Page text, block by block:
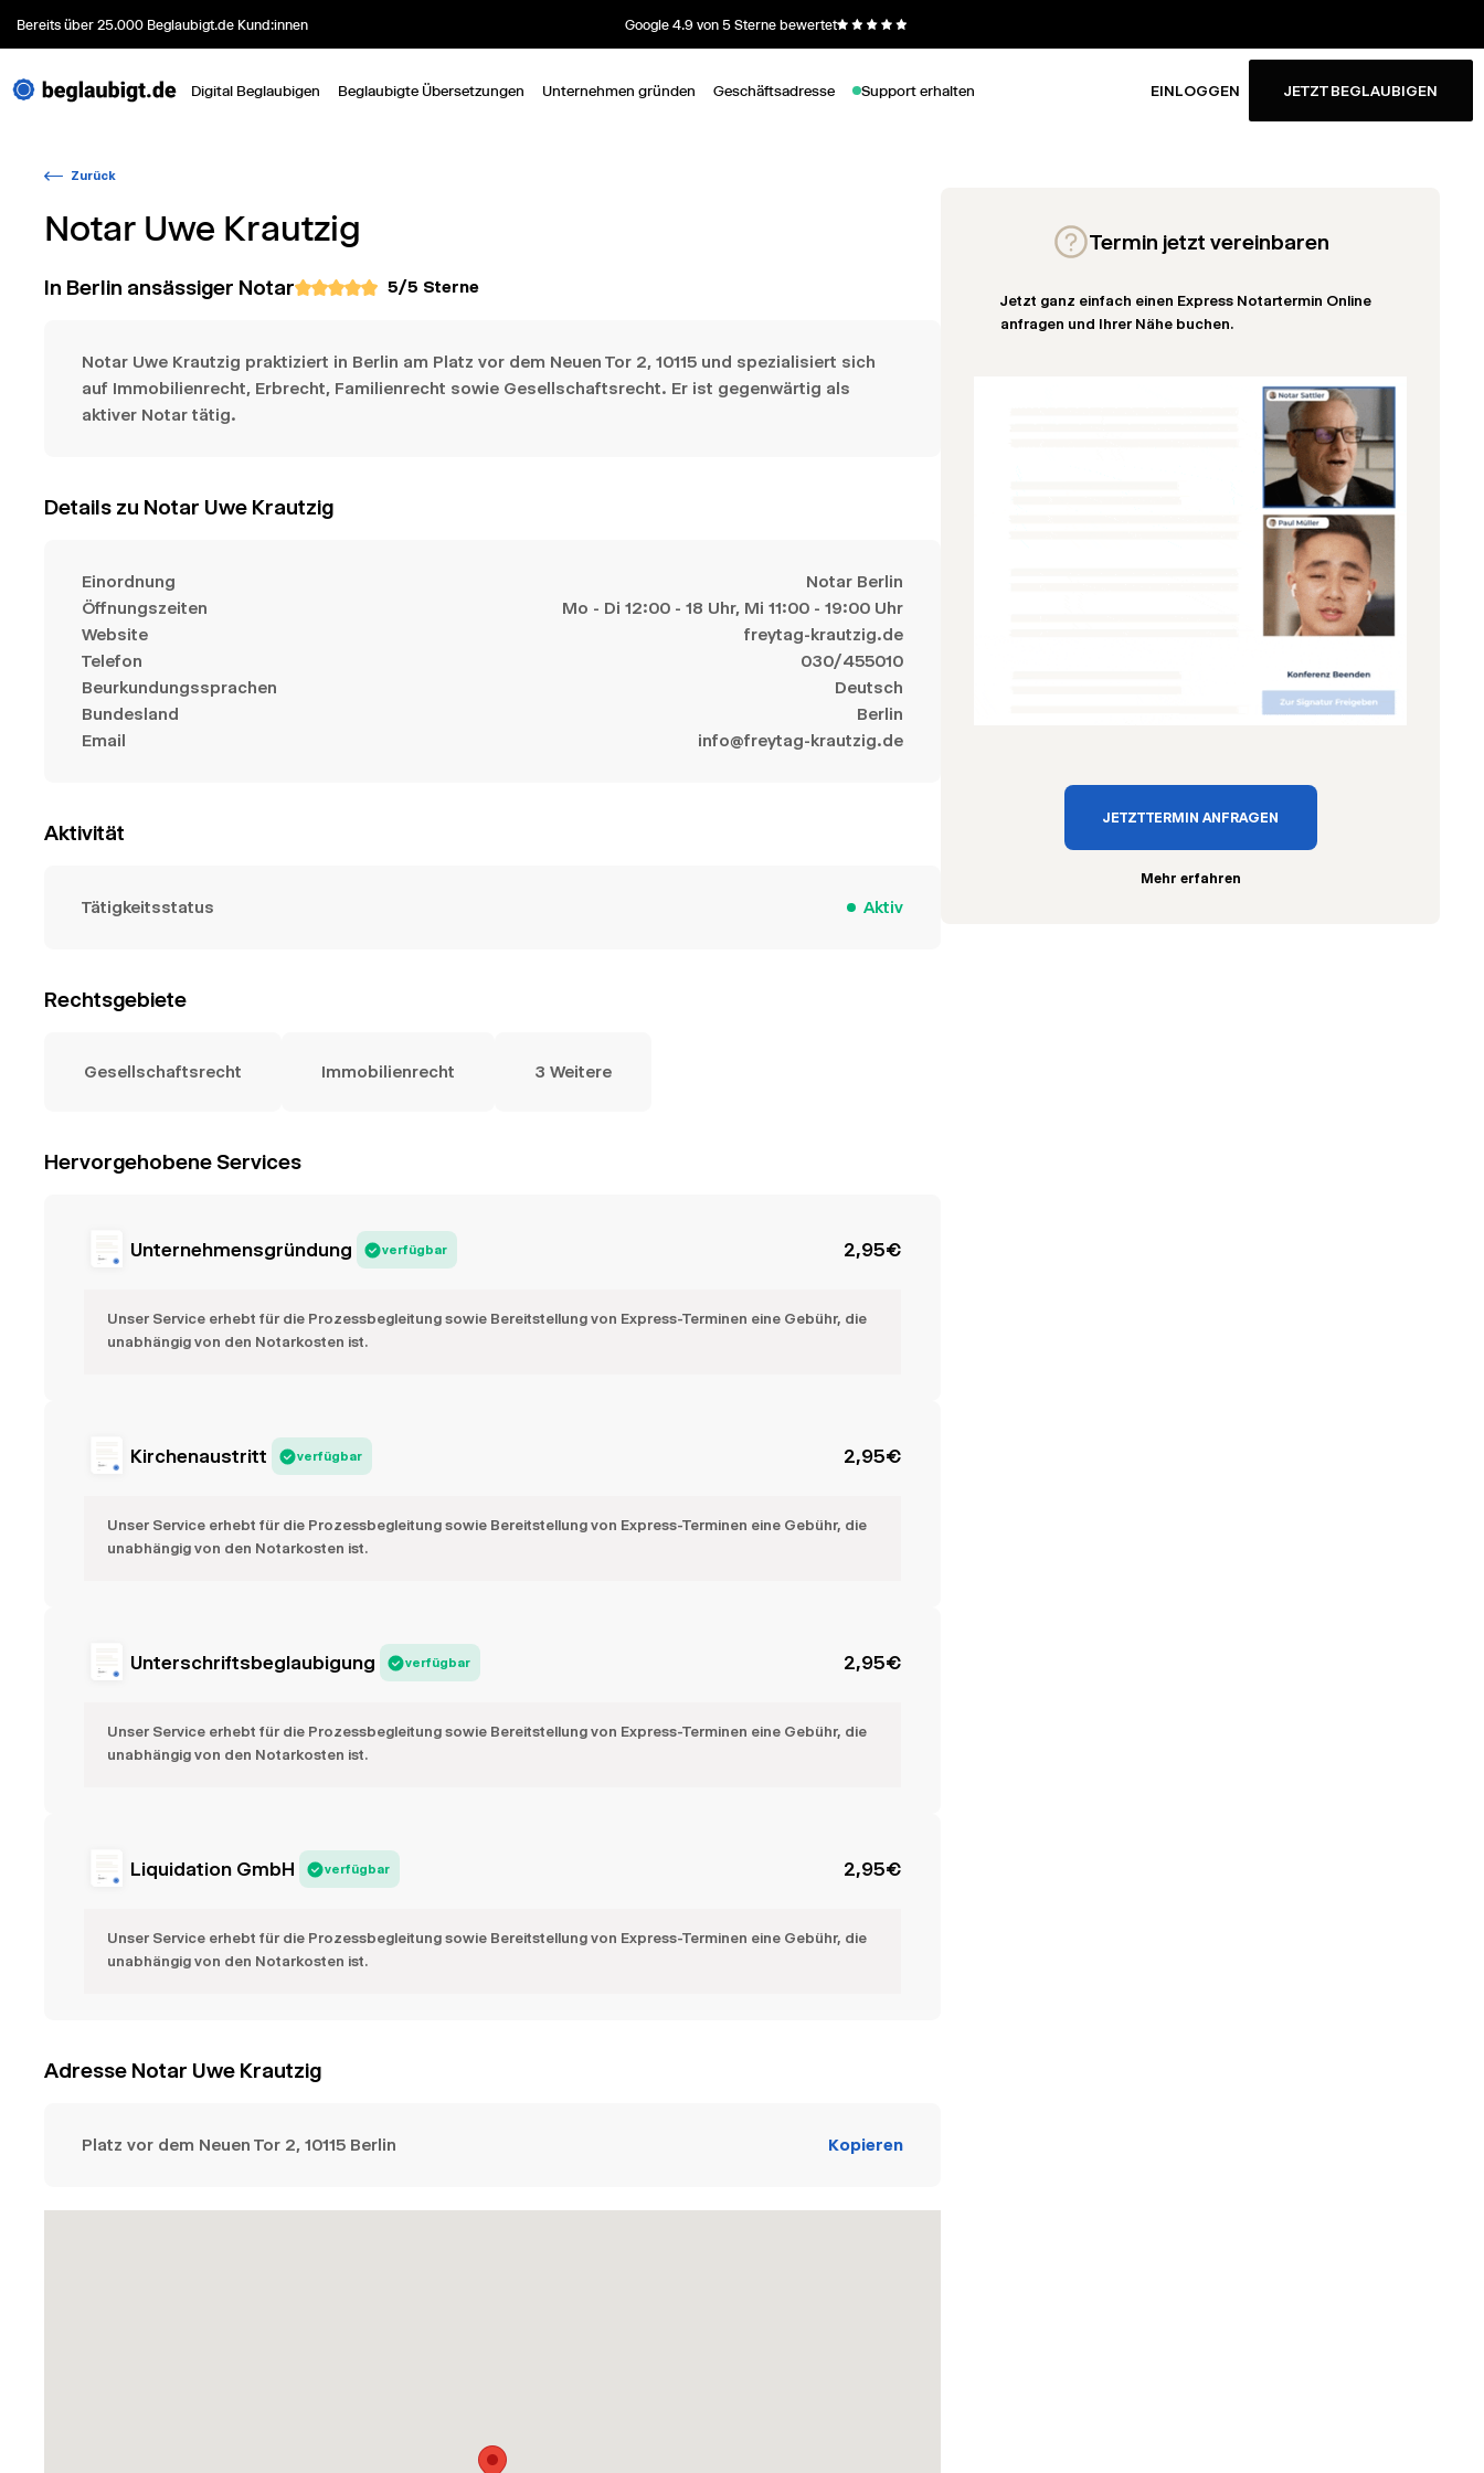
Bereits über 25.000 Beglaubigt.de Kund:innen Google 4.9 von 5 Sterne bewertet
Digital Beglaubigen Beglaubigte Übersetzungen Unternehmen gründen Geschäftsadresse Support erhalten EINLOGGEN JETZT BEGLAUBIGEN
Zurück
Notar Uwe Krautzig
In Berlin ansässiger Notar 5/5 Sterne
Notar Uwe Krautzig praktiziert in Berlin am Platz vor dem Neuen Tor 2, 10115 und spezialisiert sich
auf Immobilienrecht, Erbrecht, Familienrecht sowie Gesellschaftsrecht. Er ist gegenwärtig als
aktiver Notar tätig.
Details zu Notar Uwe Krautzig
Einordnung
Notar Berlin
Öffnungszeiten
Mo - Di 12:00 - 18 Uhr, Mi 11:00 - 19:00 Uhr
Website
freytag-krautzig.de
Telefon
030/455010
Beurkundungssprachen
Deutsch
Bundesland
Berlin
Email
info@freytag-krautzig.de
Aktivität
Tätigkeitsstatus Aktiv
Rechtsgebiete
Gesellschaftsrecht Immobilienrecht 3 Weitere
Hervorgehobene Services
Unternehmensgründung verfügbar 2,95€
Unser Service erhebt für die Prozessbegleitung sowie Bereitstellung von Express-Terminen eine Gebühr, die
unabhängig von den Notarkosten ist.
Kirchenaustritt verfügbar 2,95€
Unser Service erhebt für die Prozessbegleitung sowie Bereitstellung von Express-Terminen eine Gebühr, die
unabhängig von den Notarkosten ist.
Unterschriftsbeglaubigung verfügbar 2,95€
Unser Service erhebt für die Prozessbegleitung sowie Bereitstellung von Express-Terminen eine Gebühr, die
unabhängig von den Notarkosten ist.
Liquidation GmbH verfügbar 2,95€
Unser Service erhebt für die Prozessbegleitung sowie Bereitstellung von Express-Terminen eine Gebühr, die
unabhängig von den Notarkosten ist.
Adresse Notar Uwe Krautzig
Platz vor dem Neuen Tor 2, 10115 Berlin Kopieren
Termin jetzt vereinbaren
Jetzt ganz einfach einen Express Notartermin Online
anfragen und Ihrer Nähe buchen.
JETZT TERMIN ANFRAGEN
Mehr erfahren